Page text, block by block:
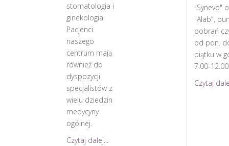
stomatologia i
ginekologia.
Pacjenci
naszego
centrum mają
również do
dyspozycji
specjalistów z
wielu dziedzin
medycyny
ogólnej.
Czytaj dalej...
"Synevo"
"Alab",
pobrań
od pon.
piątku w
7.00-
Czytaj